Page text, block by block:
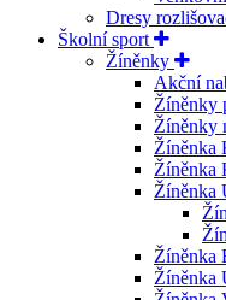
Dresy
Školní sport
Žíněnky
Akční
Žíněnky
Žíněnky
Žíněnka
Žíněnka
Žíněnka
Žíněnka
Žíněnka